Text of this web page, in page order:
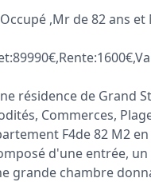
,Mr de 82 ans et
résidence de Grand
Commerces,
F4de 82 M2
d'une entrée,
grande chambre